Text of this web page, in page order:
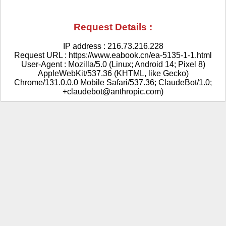
Request Details :
IP address : 216.73.216.228
Request URL : https://www.eabook.cn/ea-5135-1-1.html
User-Agent : Mozilla/5.0 (Linux; Android 14; Pixel 8)
AppleWebKit/537.36 (KHTML, like Gecko)
Chrome/131.0.0.0 Mobile Safari/537.36; ClaudeBot/1.0;
+claudebot@anthropic.com)